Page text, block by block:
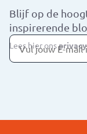
Blijf op de
inspirerende
Lees hier ons